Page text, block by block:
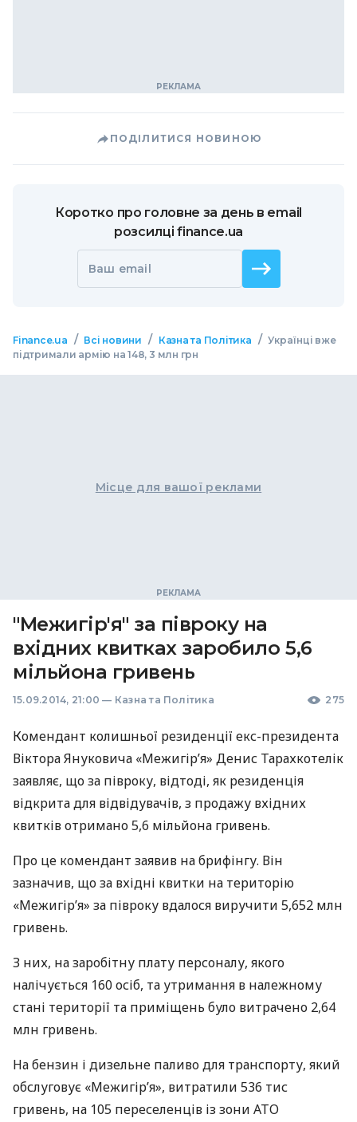
ПОДІЛИТИСЯ НОВИНОЮ
Коротко про головне за день в email
розсилці finance.ua
Ваш email
Finance.ua / Всі новини / Казна та Політика / Українці вже
підтримали армію на 148, 3 млн грн
Місце для вашої реклами
"Межигір'я" за півроку на
вхідних квитках заробило 5,6
мільйона гривень
15.09.2014, 21:00 — Казна та Політика 275
Комендант колишньої резиденції екс-президента
Віктора Януковича «Межигір’я» Денис Тарахкотелік
заявляє, що за півроку, відтоді, як резиденція
відкрита для відвідувачів, з продажу вхідних
квитків отримано 5,6 мільйона гривень.
Про це комендант заявив на брифінгу. Він
зазначив, що за вхідні квитки на територію
«Межигір’я» за півроку вдалося виручити 5,652 млн
гривень.
З них, на заробітну плату персоналу, якого
налічується 160 осіб, та утримання в належному
стані території та приміщень було витрачено 2,64
млн гривень.
На бензин і дизельне паливо для транспорту, який
обслуговує «Межигір’я», витратили 536 тис
гривень, на 105 переселенців із зони АТО